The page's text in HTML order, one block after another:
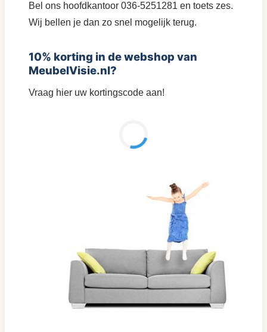
Bel ons hoofdkantoor 036-5251281 en toets zes.
Wij bellen je dan zo snel mogelijk terug.
10% korting in de webshop van
MeubelVisie.nl?
Vraag hier uw kortingscode aan!